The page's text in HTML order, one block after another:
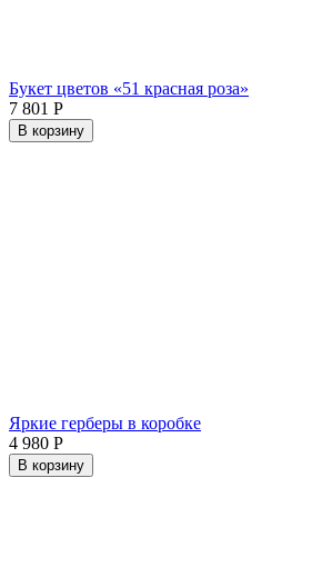
Букет цветов «51 красная роза»
7 801 Р
В корзину
Яркие герберы в коробке
4 980 Р
В корзину